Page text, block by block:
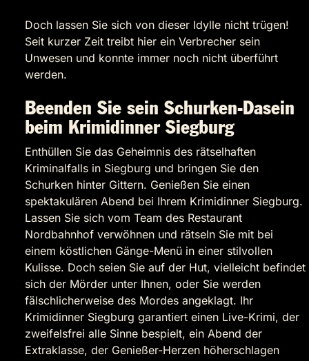
Doch lassen Sie sich von dieser Idylle nicht trügen!
Seit kurzer Zeit treibt hier ein Verbrecher sein
Unwesen und konnte immer noch nicht überführt
werden.
Beenden Sie sein Schurken-Dasein
beim Krimidinner Siegburg
Enthüllen Sie das Geheimnis des rätselhaften
Kriminalfalls in Siegburg und bringen Sie den
Schurken hinter Gittern. Genießen Sie einen
spektakulären Abend bei Ihrem Krimidinner Siegburg.
Lassen Sie sich vom Team des Restaurant
Nordbahnhof verwöhnen und rätseln Sie mit bei
einem köstlichen Gänge-Menü in einer stilvollen
Kulisse. Doch seien Sie auf der Hut, vielleicht befindet
sich der Mörder unter Ihnen, oder Sie werden
fälschlicherweise des Mordes angeklagt. Ihr
Krimidinner Siegburg garantiert einen Live-Krimi, der
zweifelsfrei alle Sinne bespielt, ein Abend der
Extraklasse, der Genießer-Herzen höherschlagen